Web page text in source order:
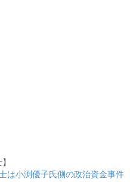
は小渕優子氏側の政治資金事件